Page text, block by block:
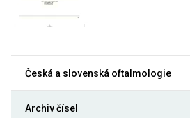
Česká a slovenská oftalmologie
Archiv čísel